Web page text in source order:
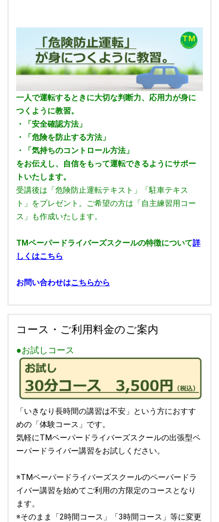
一人で運転するときに大切な判断力、応用力が身に
つくように教習。
・「安全確認方法」
・「危険を防止する方法」
・「気持ちのコントロール方法」
をお伝えし、自信をもって運転できるようにサポー
トいたします。
受講後は「危険防止運転テキスト」「駐車テキス
ト」をプレゼント。ご希望の方は「自主練習用コー
ス」も作成いたします。
TMペーパードライバーズスクールの特徴について詳
しくはこちら
お問い合わせはこちらから
コース・ご利用料金のご案内
●お試しコース
「いきなり長時間の講習は不安」という方におすす
めの「体験コース」です。
気軽にTMペーパードライバーズスクールの出張型ペ
ーパードライバー講習をお試しください。
※TMペーパードライバーズスクールのペーパードラ
イバー講習を始めてご利用の方限定のコースとなり
ます。
※そのまま「2時間コース」「3時間コース」等に変更